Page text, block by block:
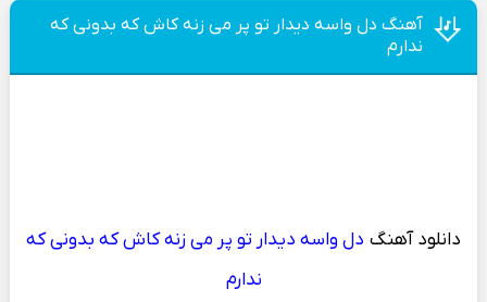
آهنگ دل واسه دیدار تو پر می زنه کاش که بدونی که
ندارم
دانلود آهنگ دل واسه دیدار تو پر می زنه کاش که بدونی که
ندارم